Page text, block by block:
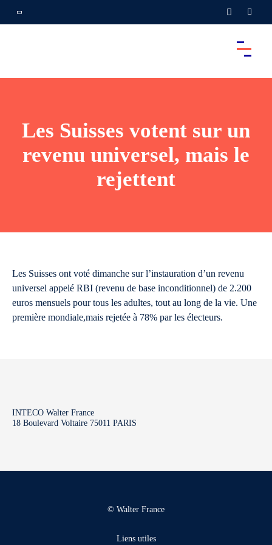
Les Suisses votent sur un
revenu universel, mais le
rejettent
Les Suisses ont voté dimanche sur l’instauration d’un revenu
universel appelé RBI (revenu de base inconditionnel) de 2.200
euros mensuels pour tous les adultes, tout au long de la vie. Une
première mondiale,mais rejetée à 78% par les électeurs.
INTECO Walter France
18 Boulevard Voltaire 75011 PARIS
© Walter France
Liens utiles